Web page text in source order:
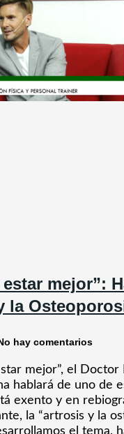
estar mejor”:
la
hay comentarios
mejor”, el Doctor
hablará de uno de
exento y en
la “artrosis y la
el tema,